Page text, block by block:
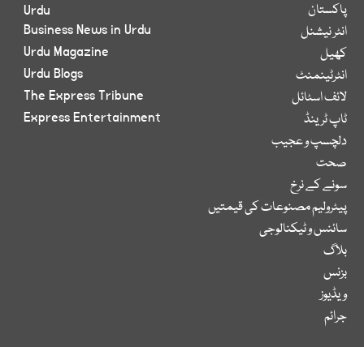
پاکستان
انٹر نیشنل
کھیل
انٹرٹینمنٹ
لائف اسٹائل
ٹاپ ٹرینڈ
دلچسپ و عجیب
صحت
سونے کے نرخ
پیٹرولیم مصنوعات کی قیمتیں
سائنس و ٹیکنالوجی
بلاگ
بزنس
ویڈیوز
جرائم
Urdu
Business News in Urdu
Urdu Magazine
Urdu Blogs
The Express Tribune
Express Entertainment